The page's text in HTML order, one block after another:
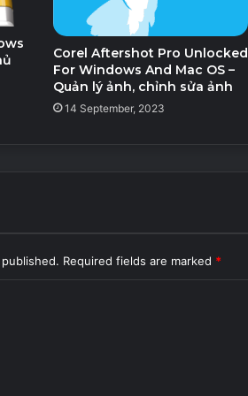
Corel Aftershot Pro Unlocked
For Windows And Mac OS –
Quản lý ảnh, chỉnh sửa ảnh
14 September, 2023
Required fields are marked *